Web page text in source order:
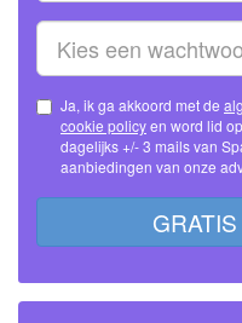
Ja, ik ga akkoord met de
cookie policy
dagelijks +/- 3 mails van Spaar4Cash met commerciële
aanbiedingen van onze